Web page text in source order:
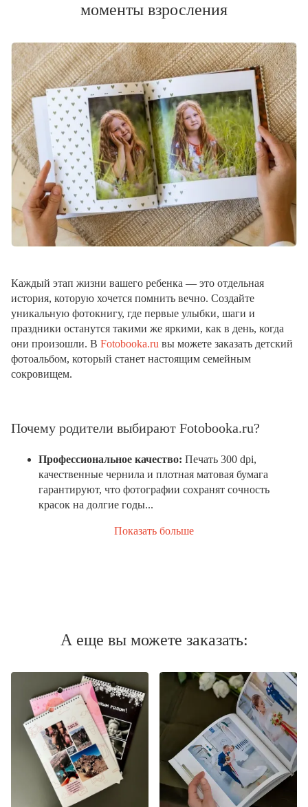
моменты взросления
Каждый этап жизни вашего ребенка — это отдельная
история, которую хочется помнить вечно. Создайте
уникальную фотокнигу, где первые улыбки, шаги и
праздники останутся такими же яркими, как в день, когда
они произошли. В Fotobooka.ru вы можете заказать детский
фотоальбом, который станет настоящим семейным
сокровищем.
Почему родители выбирают Fotobooka.ru?
Профессиональное качество: Печать 300 dpi,
качественные чернила и плотная матовая бумага
гарантируют, что фотографии сохранят сочность
красок на долгие годы...
Показать больше
А еще вы можете заказать: